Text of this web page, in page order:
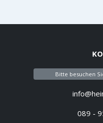
Bitte besuchen
089 -